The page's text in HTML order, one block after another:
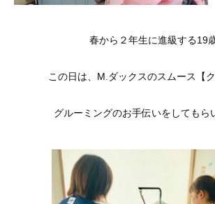
春から２年生に進級する19
この日は、M.ダックスのスムース【
グルーミングのお手伝いをしてもら